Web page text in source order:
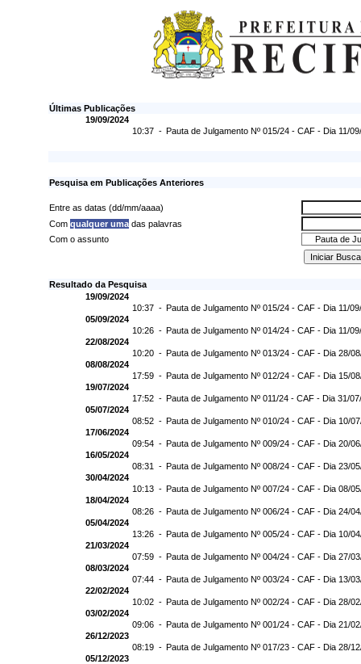
Últimas Publicações
19/09/2024
10:37 - Pauta de Julgamento Nº 015/24 - CAF - Dia 11/
Pesquisa em Publicações Anteriores
Entre as datas (dd/mm/aaaa)
Com qualquer uma das palavras
Com o assunto
Resultado da Pesquisa
19/09/2024
10:37 - Pauta de Julgamento Nº 015/24 - CAF - Dia 11/
05/09/2024
10:26 - Pauta de Julgamento Nº 014/24 - CAF - Dia 11/
22/08/2024
10:20 - Pauta de Julgamento Nº 013/24 - CAF - Dia 28/
08/08/2024
17:59 - Pauta de Julgamento Nº 012/24 - CAF - Dia 15/
19/07/2024
17:52 - Pauta de Julgamento Nº 011/24 - CAF - Dia 31/
05/07/2024
08:52 - Pauta de Julgamento Nº 010/24 - CAF - Dia 10/
17/06/2024
09:54 - Pauta de Julgamento Nº 009/24 - CAF - Dia 20/
16/05/2024
08:31 - Pauta de Julgamento Nº 008/24 - CAF - Dia 23/
30/04/2024
10:13 - Pauta de Julgamento Nº 007/24 - CAF - Dia 08/
18/04/2024
08:26 - Pauta de Julgamento Nº 006/24 - CAF - Dia 24/
05/04/2024
13:26 - Pauta de Julgamento Nº 005/24 - CAF - Dia 10/
21/03/2024
07:59 - Pauta de Julgamento Nº 004/24 - CAF - Dia 27/
08/03/2024
07:44 - Pauta de Julgamento Nº 003/24 - CAF - Dia 13/
22/02/2024
10:02 - Pauta de Julgamento Nº 002/24 - CAF - Dia 28/
03/02/2024
09:06 - Pauta de Julgamento Nº 001/24 - CAF - Dia 21/
26/12/2023
08:19 - Pauta de Julgamento Nº 017/23 - CAF - Dia 28/
05/12/2023